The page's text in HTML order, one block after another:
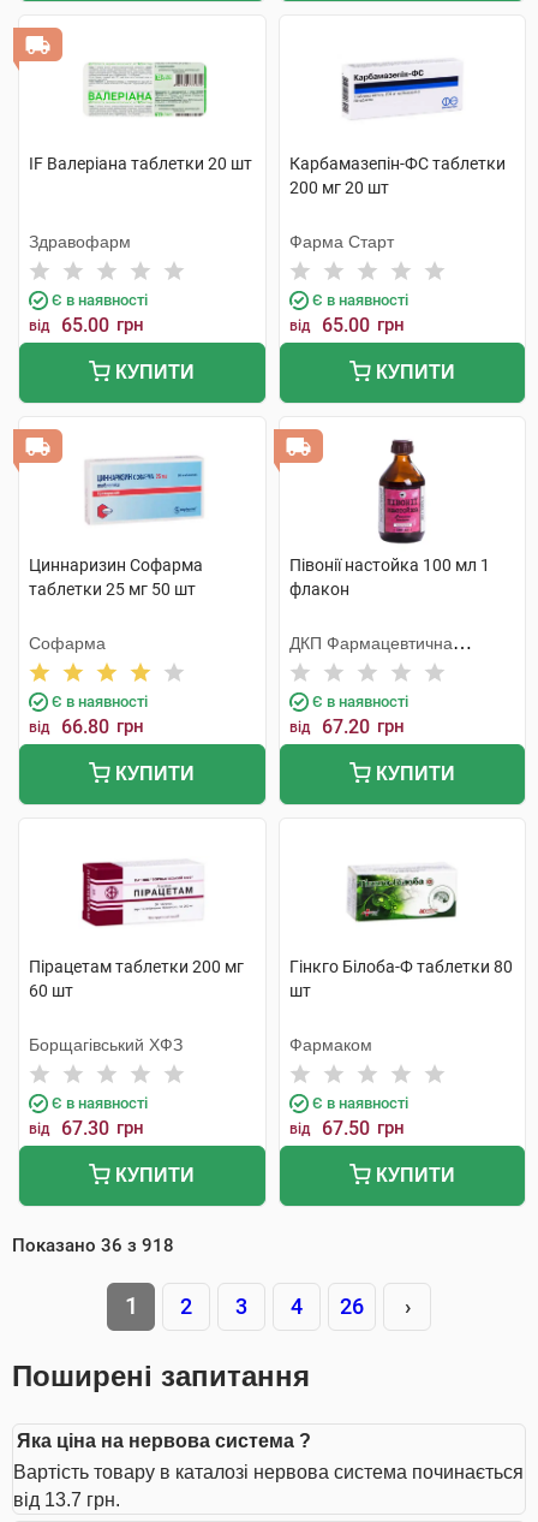
IF Валеріана таблетки 20 шт
Здравофарм
Є в наявності
від 65.00 грн
КУПИТИ
Карбамазепін-ФС таблетки
200 мг 20 шт
Фарма Старт
Є в наявності
від 65.00 грн
КУПИТИ
Циннаризин Софарма
таблетки 25 мг 50 шт
Софарма
Є в наявності
від 66.80 грн
КУПИТИ
Півонії настойка 100 мл 1
флакон
ДКП Фармацевтична
фабрика
Є в наявності
від 67.20 грн
КУПИТИ
Пірацетам таблетки 200 мг
60 шт
Борщагівський ХФЗ
Є в наявності
від 67.30 грн
КУПИТИ
Гінкго Білоба-Ф таблетки 80
шт
Фармаком
Є в наявності
від 67.50 грн
КУПИТИ
Показано 36 з 918
1 2 3 4 26 ›
Поширені запитання
Яка ціна на нервова система ?
Вартість товару в каталозі нервова система починається
від 13.7 грн.